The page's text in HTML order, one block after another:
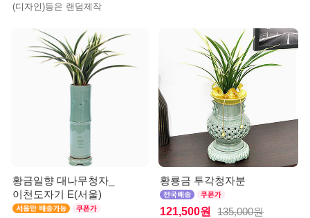
(디자인)등은 랜덤제작
황금일향 대나무청자_
이천도자기 E(서울)
황룡금 투각청자분
121,500원 135,000원